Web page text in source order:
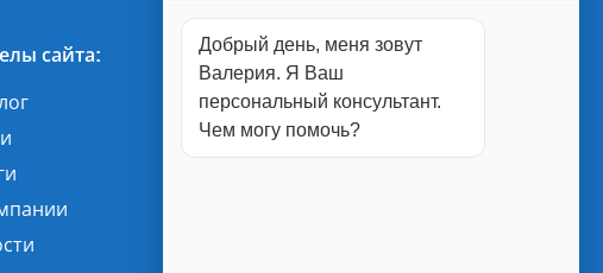
сайта: Магазины:
г. Белгород
ул. Студенческая, 1П
Добрый день, меня зовут
Валерия. Я Ваш
персональный консультант.
Чем могу помочь?